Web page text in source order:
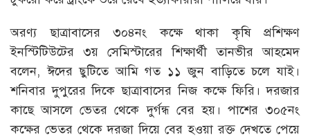
অরণ্য ছাত্রাবাসের ৩০৪নং কক্ষে থাকা কৃষি প্রশিক্ষণ
ইনস্টিটিউটের ৩য় সেমিস্টারের শিক্ষার্থী তানভীর আহমেদ
বলেন, ঈদের ছুটিতে আমি গত ১১ জুন বাড়িতে চলে যাই।
শনিবার দুপুরের দিকে ছাত্রাবাসের নিজ কক্ষে ফিরি। দরজার
কাছে আসলে ভেতর থেকে দুর্গন্ধ বের হয়। পাশের ৩০৫নং
কক্ষের ভেতর থেকে দরজা দিয়ে বের হওয়া রক্ত দেখতে পেয়ে